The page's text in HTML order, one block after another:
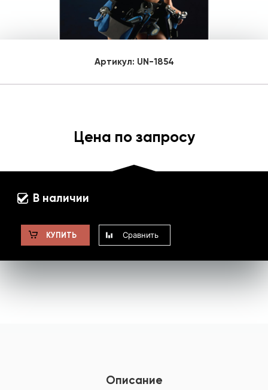
Артикул: UN-1854
Цена по запросу
В наличии
КУПИТЬ Сравнить
Описание